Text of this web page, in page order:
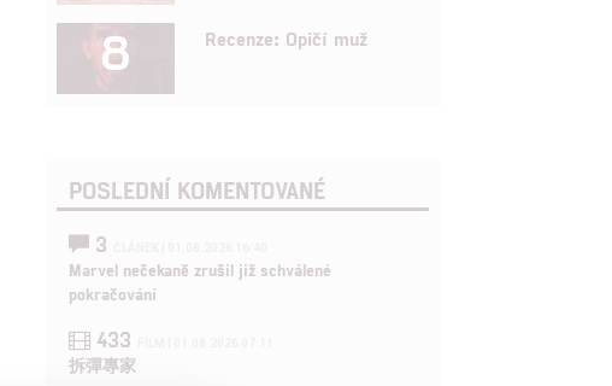
8 Recenze: Opičí muž
POSLEDNÍ KOMENTOVANÉ
3
Marvel nečekaně zrušil již schválené
pokračování
433
拆彈專家